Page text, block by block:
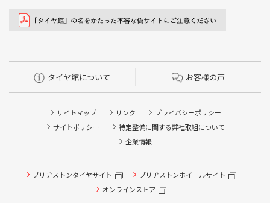
タイヤ館について お客様の声
サイトマップ リンク
プライバシーポリシー
サイトポリシー
特定整備に関する弊社取組について
企業情報
ブリヂストンタイヤサイト
ブリヂストンホイールサイト
オンラインストア
タイヤ点検・安全点検/タイヤ履き替え/オイル交換/その他
ピット作業の予約